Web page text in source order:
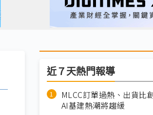
近７天熱門報導
MLCC訂單過熱、出貨
AI基建熱潮將趨緩